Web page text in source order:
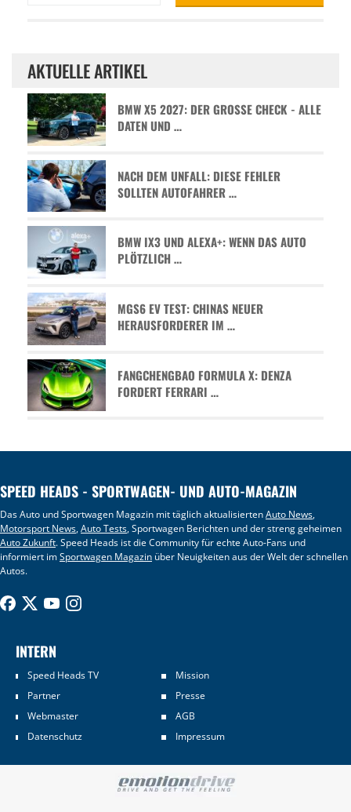
AKTUELLE ARTIKEL
BMW X5 2027: DER GROSSE CHECK - ALLE D
ATEN UND …
NACH DEM UNFALL: DIESE FEHLER
SOLLTEN AUTOFAHRER …
BMW IX3 UND ALEXA+: WENN DAS AUTO
PLÖTZLICH …
MGS6 EV TEST: CHINAS NEUER
HERAUSFORDERER IM …
FANGCHENGBAO FORMULA X: DENZA
FORDERT FERRARI …
SPEED HEADS - SPORTWAGEN- UND AUTO-MAGAZIN
Das Auto und Sportwagen Magazin mit täglich aktualisiertenAuto News,
Motorsport News,Auto Tests, Sportwagen Berichten und der streng geheimen
Auto Zukunft. Speed Heads ist die Community für echte Auto-Fans und
informiert imSportwagen Magazin über Neuigkeiten aus der Welt der schnellen
Autos.
INTERN
Speed Heads TV
Mission
Partner
Presse
Webmaster
AGB
Datenschutz
Impressum